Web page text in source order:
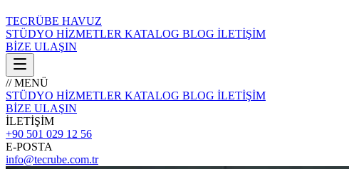
TECRÜBE HAVUZ
STÜDYO HİZMETLER KATALOG BLOG İLETİŞİM
BİZE ULAŞIN
// MENÜ
STÜDYO HİZMETLER KATALOG BLOG İLETİŞİM
BİZE ULAŞIN
İLETİŞİM
+90 501 029 12 56
E-POSTA
info@tecrube.com.tr